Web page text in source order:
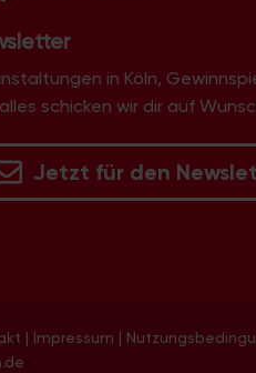
in Köln,
schicken wir dir auf
Jetzt für den
| Impressum |